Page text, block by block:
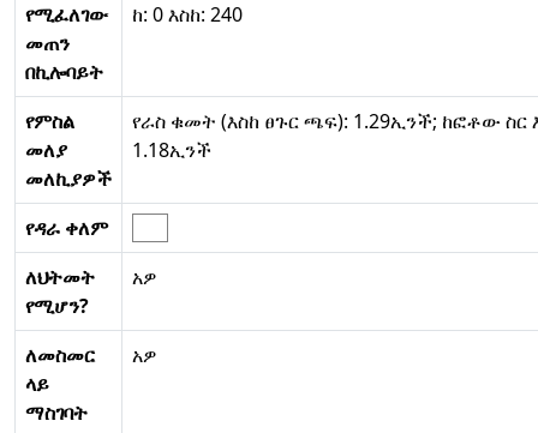
የሚፈለገው
መጠን
በኪሎባይት
ከ: 0 እስከ: 240
የምስል
መለያ
መለኪያዎች
የራስ ቁመት (እስከ ፀጉር ጫፍ): 1.29ኢንች; ከፎቶው
1.18ኢንች
የዳራ ቀለም
ለህትመት
የሚሆን?
አዎ
ለመስመር
ላይ
ማስገባት
አዎ